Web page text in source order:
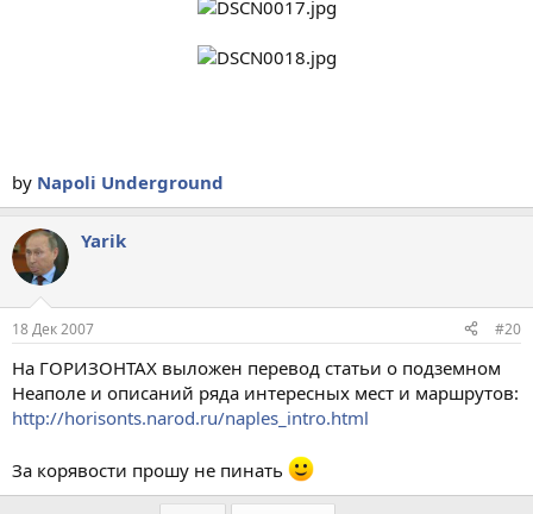
by Napoli Underground
Yarik
18 Дек 2007 #20
На ГОРИЗОНТАХ выложен перевод статьи о подземном
Неаполе и описаний ряда интересных мест и маршрутов:
http://horisonts.narod.ru/naples_intro.html
За корявости прошу не пинать